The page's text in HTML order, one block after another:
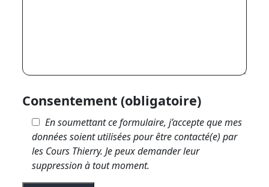
Consentement (obligatoire)
En soumettant ce formulaire, j’accepte que mes
données soient utilisées pour être contacté(e) par
les Cours Thierry. Je peux demander leur
suppression à tout moment.